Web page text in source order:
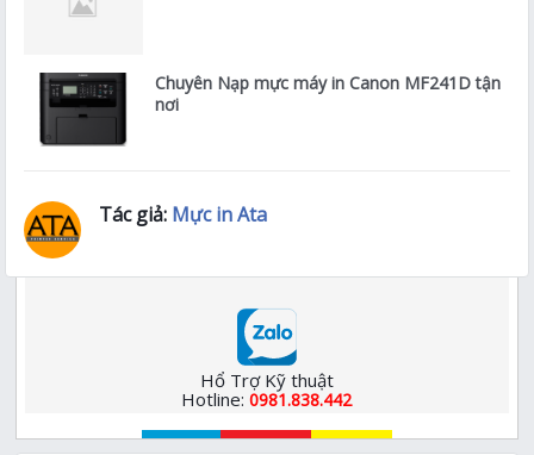
Chuyên Nạp mực máy in Canon MF241D tận
nơi
Tác giả: Mực in Ata
Hổ Trợ Kỹ thuật
Hotline:0981.838.442